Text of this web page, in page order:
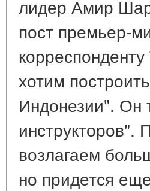
лидер Амир
пост премьер-
хотим
Индонезии". Он
возлагаем
но придется